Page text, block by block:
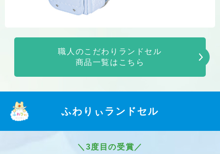
職人のこだわりランドセル
商品一覧はこちら
ふわりぃランドセル
＼3度目の受賞／